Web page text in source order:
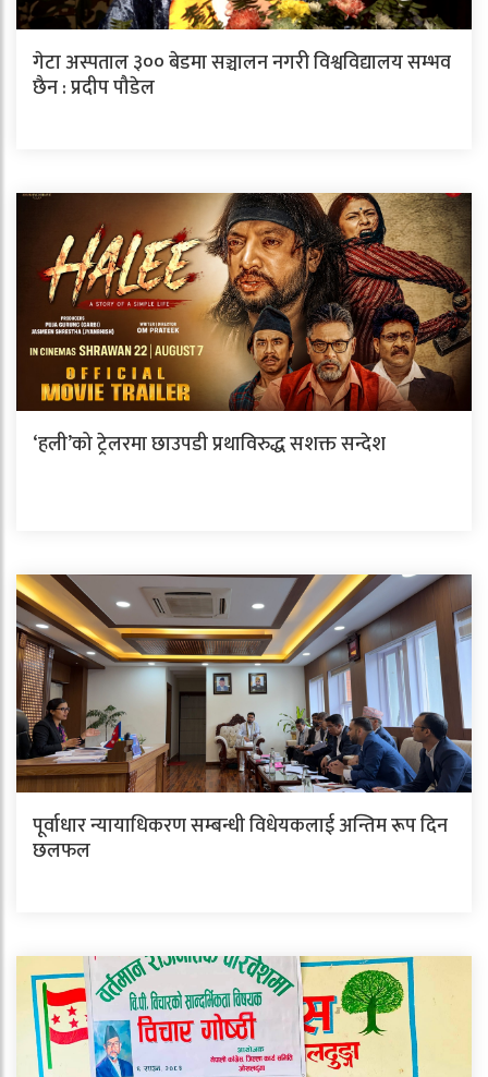
गेटा अस्पताल ३०० बेडमा सञ्चालन नगरी विश्वविद्यालय सम्भव
छैन : प्रदीप पौडेल
‘हली’को ट्रेलरमा छाउपडी प्रथाविरुद्ध सशक्त सन्देश
पूर्वाधार न्यायाधिकरण सम्बन्धी विधेयकलाई अन्तिम रूप दिन
छलफल